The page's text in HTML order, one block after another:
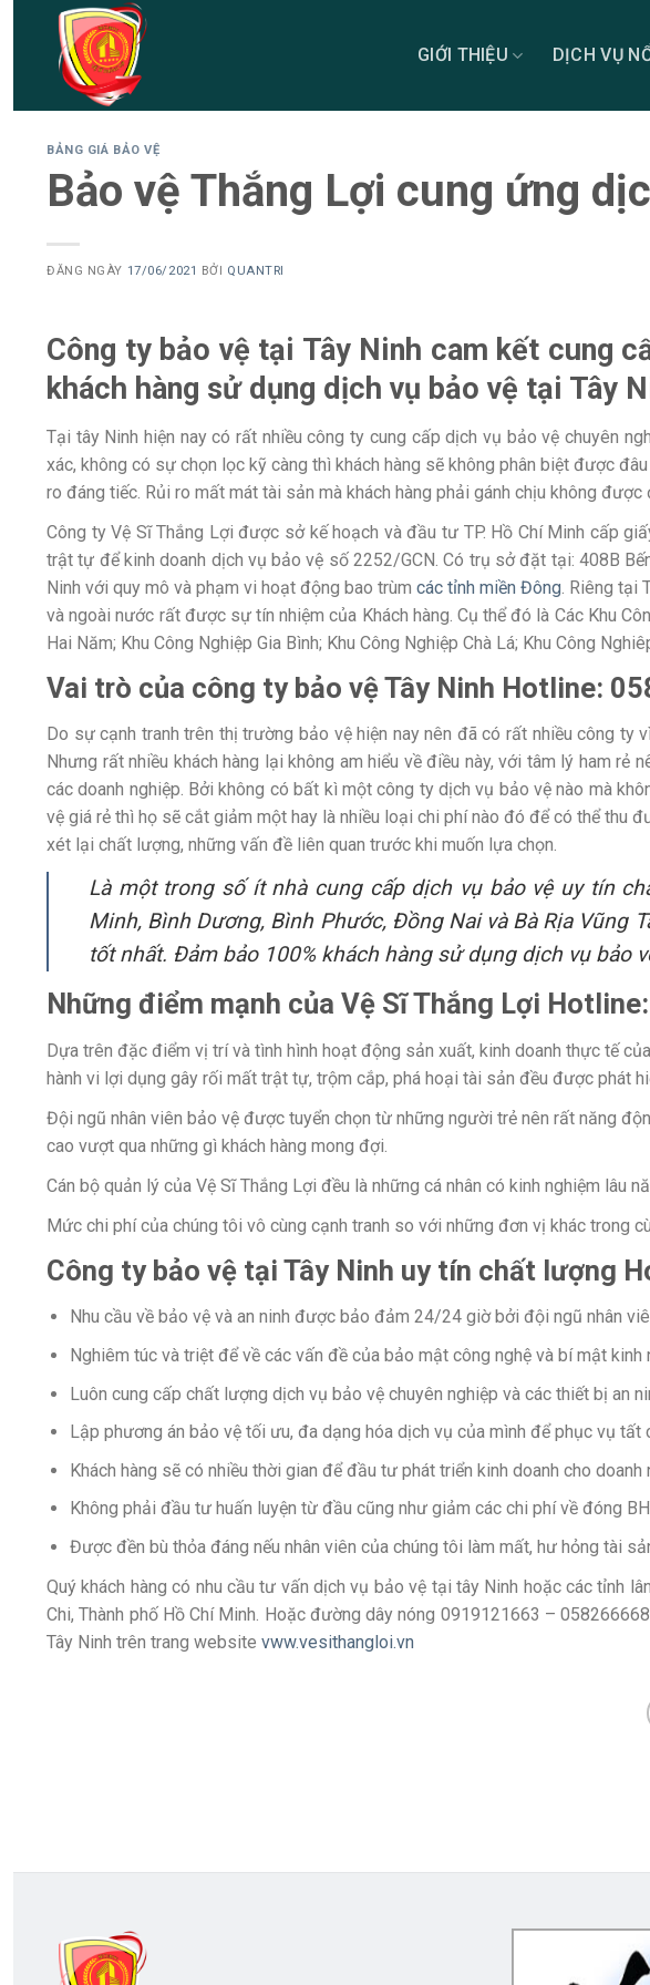
content
GIỚI THIỆU DỊCH VỤ
BẢNG GIÁ BẢO VỆ
Bảo vệ Thắng Lợi cung ứng
ĐĂNG NGÀY 17/06/2021 BỞI QUANTRI
Công ty bảo vệ tại Tây Ninh cam kết cung
khách hàng sử dụng dịch vụ bảo vệ tại Tây
Tại tây Ninh hiện nay có rất nhiều công ty cung cấp dịch vụ bảo vệ chuyên
xác, không có sự chọn lọc kỹ càng thì khách hàng sẽ không phân biệt được
ro đáng tiếc. Rủi ro mất mát tài sản mà khách hàng phải gánh chịu không được
Công ty Vệ Sĩ Thắng Lợi được sở kế hoạch và đầu tư TP. Hồ Chí Minh cấp
trật tự để kinh doanh dịch vụ bảo vệ số 2252/GCN. Có trụ sở đặt tại: 408B
Ninh với quy mô và phạm vi hoạt động bao trùmcác tỉnh miền Đông. Riêng tại
và ngoài nước rất được sự tín nhiệm của Khách hàng. Cụ thể đó là Các Khu
Hai Năm; Khu Công Nghiệp Gia Bình; Khu Công Nghiệp Chà Lá; Khu Công
Vai trò của công ty bảo vệ Tây Ninh Hotline:
Do sự cạnh tranh trên thị trường bảo vệ hiện nay nên đã có rất nhiều công
Nhưng rất nhiều khách hàng lại không am hiểu về điều này, với tâm lý ham
các doanh nghiệp. Bởi không có bất kì một công ty dịch vụ bảo vệ nào mà
vệ giá rẻ thì họ sẽ cắt giảm một hay là nhiều loại chi phí nào đó để có thể thu
xét lại chất lượng, những vấn đề liên quan trước khi muốn lựa chọn.
Là một trong số ít nhà cung cấp dịch vụ bảo vệ uy tín
Minh, Bình Dương, Bình Phước, Đồng Nai và Bà Rịa Vũng
tốt nhất. Đảm bảo 100% khách hàng sử dụng dịch vụ bảo
Những điểm mạnh của Vệ Sĩ Thắng Lợi
Dựa trên đặc điểm vị trí và tình hình hoạt động sản xuất, kinh doanh thực tế
hành vi lợi dụng gây rối mất trật tự, trộm cắp, phá hoại tài sản đều được phát
Đội ngũ nhân viên bảo vệ được tuyển chọn từ những người trẻ nên rất năng
cao vượt qua những gì khách hàng mong đợi.
Cán bộ quản lý của Vệ Sĩ Thắng Lợi đều là những cá nhân có kinh nghiệm lâu
Mức chi phí của chúng tôi vô cùng cạnh tranh so với những đơn vị khác trong
Công ty bảo vệ tại Tây Ninh uy tín chất lượng
Nhu cầu về bảo vệ và an ninh được bảo đảm 24/24 giờ bởi đội ngũ nhân
Nghiêm túc và triệt để về các vấn đề của bảo mật công nghệ và bí mật kinh
Luôn cung cấp chất lượng dịch vụ bảo vệ chuyên nghiệp và các thiết bị an
Lập phương án bảo vệ tối ưu, đa dạng hóa dịch vụ của mình để phục vụ tất
Khách hàng sẽ có nhiều thời gian để đầu tư phát triển kinh doanh cho doanh
Không phải đầu tư huấn luyện từ đầu cũng như giảm các chi phí về đóng
Được đền bù thỏa đáng nếu nhân viên của chúng tôi làm mất, hư hỏng tài
Quý khách hàng có nhu cầu tư vấn dịch vụ bảo vệ tại tây Ninh hoặc các tỉnh
Chi, Thành phố Hồ Chí Minh. Hoặc đường dây nóng 0919121663 –
Tây Ninh trên trang website vww.vesithangloi.vn